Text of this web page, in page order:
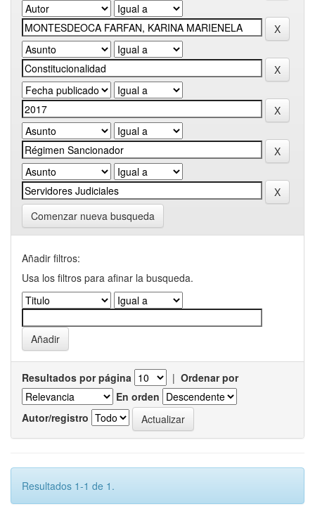
Comenzar nueva busqueda
Añadir filtros:
Usa los filtros para afinar la busqueda.
Resultados por página | Ordenar por
En orden
Autor/registro
Resultados 1-1 de 1.